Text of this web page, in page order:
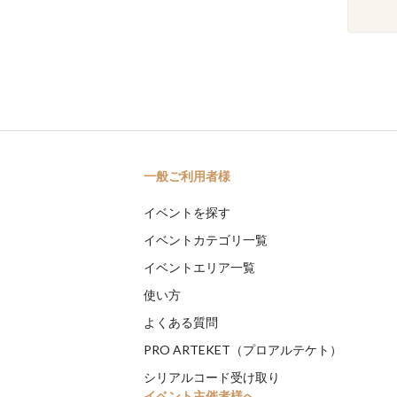
一般ご利用者様
イベントを探す
イベントカテゴリ一覧
イベントエリア一覧
使い方
よくある質問
PRO ARTEKET（プロアルテケト）
シリアルコード受け取り